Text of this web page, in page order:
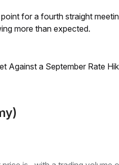
for a fourth straight
more than expected.
Against a September Rate